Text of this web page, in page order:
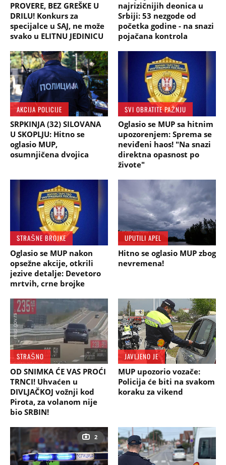
PROVERE, BEZ GREŠKE U
DRILU! Konkurs za
specijalce u SAJ, ne može
svako u ELITNU JEDINICU
najrizičnijih deonica u
Srbiji: 53 nezgode od
početka godine - na snazi
pojačana kontrola
AKCIJA POLICIJE
SRPKINJA (32) SILOVANA
U SKOPLJU: Hitno se
oglasio MUP,
osumnjičena dvojica
SVI OBRATITE PAŽNJU
Oglasio se MUP sa hitnim
upozorenjem: Sprema se
neviđeni haos! "Na snazi
direktna opasnost po
živote"
STRAŠNE BROJKE
Oglasio se MUP nakon
opsežne akcije, otkrili
jezive detalje: Devetoro
mrtvih, crne brojke
UPUTILI APEL
Hitno se oglasio MUP zbog
nevremena!
STRAŠNO
OD SNIMKA ĆE VAS PROĆI
TRNCI! Uhvaćen u
DIVLJAČKOJ vožnji kod
Pirota, za volanom nije
bio SRBIN!
JAVLJENO JE
MUP upozorio vozače:
Policija će biti na svakom
koraku za vikend
2